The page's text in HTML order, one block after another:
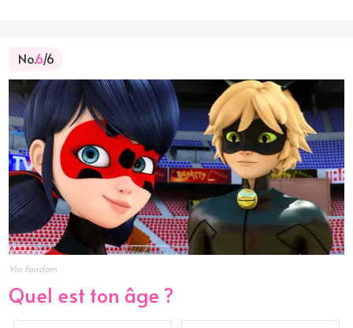
No.6/6
Via Fandom
Quel est ton âge ?